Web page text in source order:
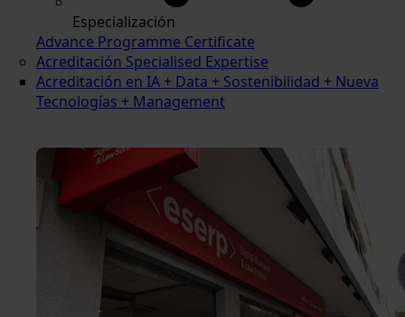
Especialización
Advance Programme Certificate
Acreditación Specialised Expertise
Acreditación en IA + Data + Sostenibilidad + Nueva
Tecnologías + Management